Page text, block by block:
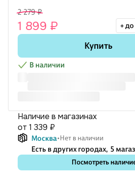
2 279 ₽
1 899 ₽ + до
Купить
В наличии
Наличие в магазинах
от 1 339 ₽
Москва Нет в наличии
Есть в других городах, 5
Посмотреть